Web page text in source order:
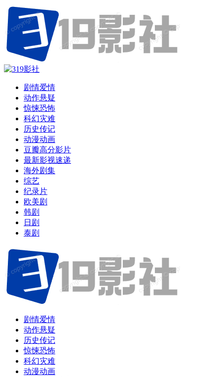
剧情爱情
动作悬疑
惊悚恐怖
科幻灾难
历史传记
动漫动画
豆瓣高分影片
最新影视速递
海外剧集
综艺
纪录片
欧美剧
韩剧
日剧
泰剧
剧情爱情
动作悬疑
历史传记
惊悚恐怖
科幻灾难
动漫动画